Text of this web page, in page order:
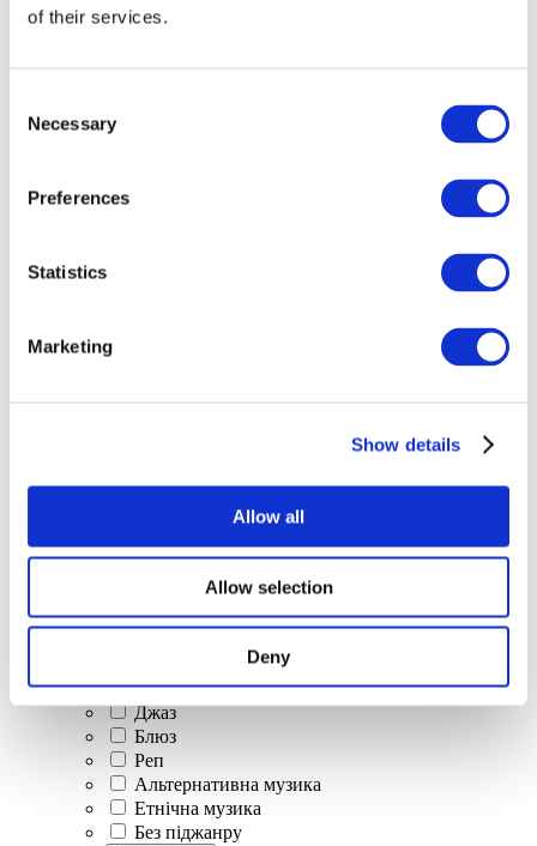
of their services.
Selection
Necessary
Preferences
Statistics
Marketing
Show details
Allow all
Allow selection
Deny
Всі заходи
Концерти
Джаз і блюз
Фолькльор
Авторська пісня
Естрада
Джаз
Блюз
Реп
Альтернативна музика
Етнічна музика
Без піджанру